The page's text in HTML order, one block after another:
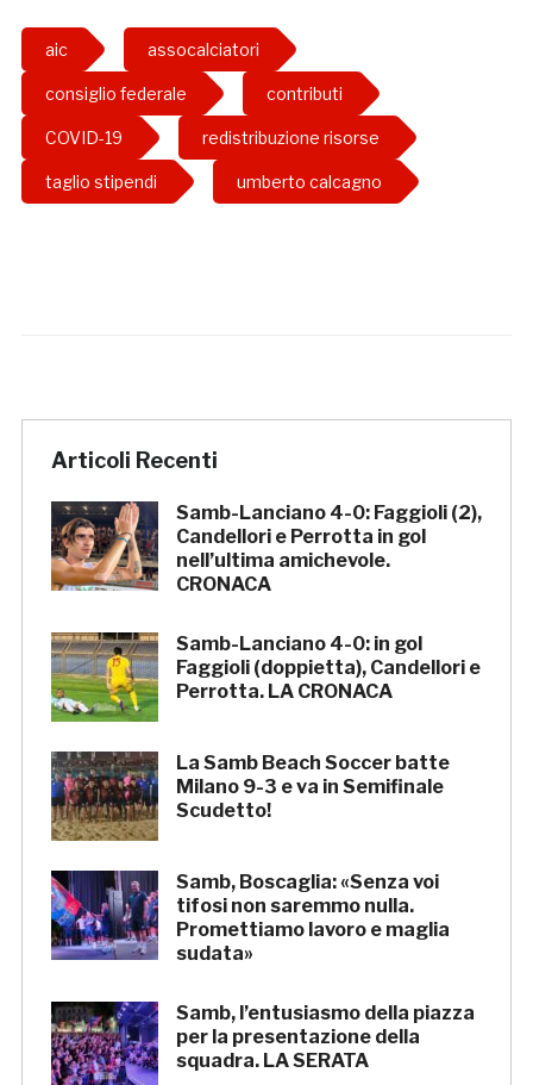
aic assocalciatori
consiglio federale contributi
COVID-19 redistribuzione risorse
taglio stipendi umberto calcagno
Articoli Recenti
Samb-Lanciano 4-0: Faggioli (2),
Candellori e Perrotta in gol
nell’ultima amichevole.
CRONACA
Samb-Lanciano 4-0: in gol
Faggioli (doppietta), Candellori e
Perrotta. LA CRONACA
La Samb Beach Soccer batte
Milano 9-3 e va in Semifinale
Scudetto!
Samb, Boscaglia: «Senza voi
tifosi non saremmo nulla.
Promettiamo lavoro e maglia
sudata»
Samb, l’entusiasmo della piazza
per la presentazione della
squadra. LA SERATA